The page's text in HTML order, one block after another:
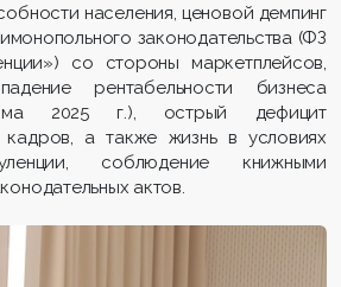
населения, ценовой демпинг
законодательства (ФЗ
со стороны маркетплейсов,
рентабельности бизнеса
2025 г.), острый дефицит
кадров, а также жизнь в условиях
соблюдение книжными
актов.